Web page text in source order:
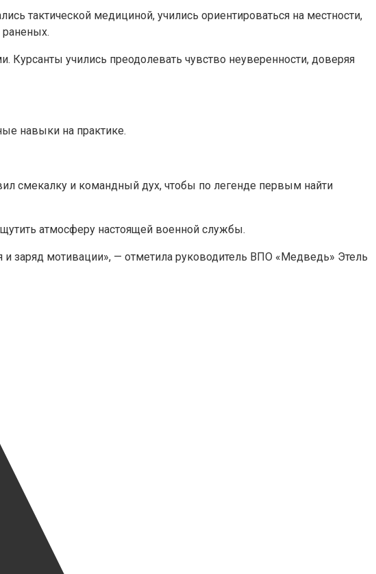
тактической медициной, учились ориентироваться на местности,
раненых.
учились преодолевать чувство неуверенности, доверяя
навыки на практике.
смекалку и командный дух, чтобы по легенде первым найти
атмосферу настоящей военной службы.
заряд мотивации», — отметила руководитель ВПО «Медведь» Этель